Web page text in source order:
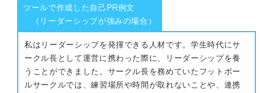
ツールで作成した自己PR例文
（リーダーシップが強みの場合）
私はリーダーシップを発揮できる人材です。学生時代にサ
ークル長として運営に携わった際に、リーダーシップを養
うことができました。サークル長を務めていたフットボー
ルサークルでは、練習場所や時間が取れないことや、連携